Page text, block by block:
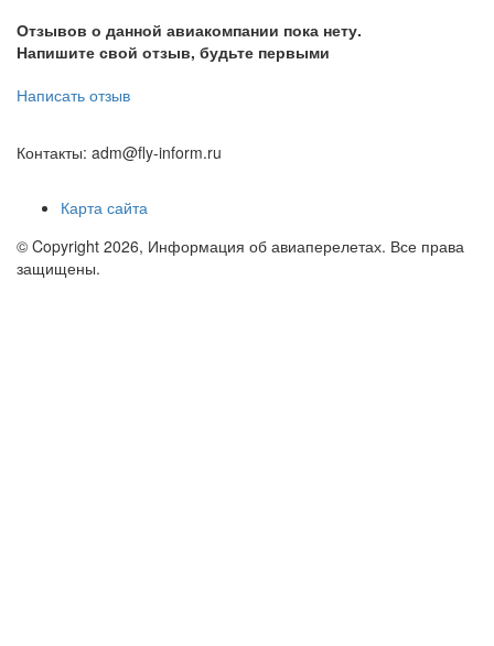
Отзывов о данной авиакомпании пока нету.
Напишите свой отзыв, будьте первыми
Написать отзыв
Контакты: adm@fly-inform.ru
Карта сайта
© Copyright 2026, Информация об авиаперелетах. Все права
защищены.